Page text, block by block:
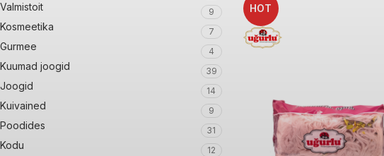
Valmistoit 9
Kosmeetika 7
Gurmee 4
Kuumad joogid 39
Joogid 14
Kuivained 9
Poodides 31
Kodu 12
HOT